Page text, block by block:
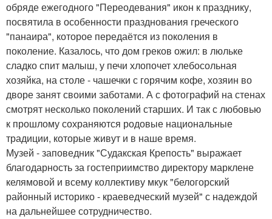
обряде ежегодного "Переодевания" икон к празднику,
посвятила в особенности празднования греческого
"панаира", которое передаётся из поколения в
поколение. Казалось, что дом греков ожил: в люльке
сладко спит малыш, у печи хлопочет хлебосольная
хозяйка, на столе - чашечки с горячим кофе, хозяин во
дворе занят своими заботами. А с фотографий на стенах
смотрят несколько поколений старших. И так с любовью
к прошлому сохраняются родовые национальные
традиции, которые живут и в наше время.
Музей - заповедник "Судакская Крепость" выражает
благодарность за гостеприимство директору марклене
келямовой и всему коллективу мкук "белогорский
районный историко - краеведческий музей" с надеждой
на дальнейшее сотрудничество.